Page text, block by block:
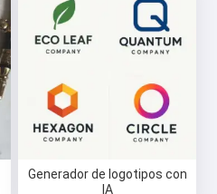
Generador de logotipos con
IA